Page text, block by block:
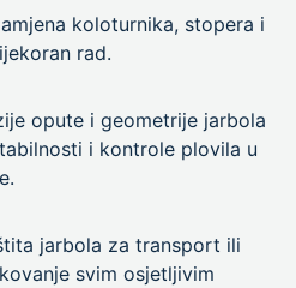
koloturnika, stopera i
rad.
opute i geometrije jarbola
i kontrole plovila u
jarbola za transport ili
svim osjetljivim